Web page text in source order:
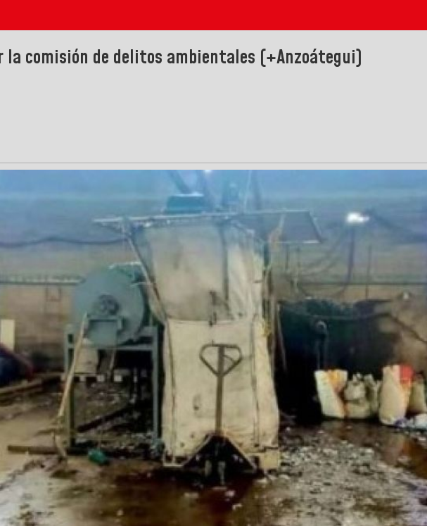
la comisión de delitos ambientales (+Anzoátegui)